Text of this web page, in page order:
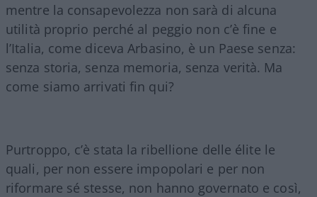
mentre la consapevolezza non sarà di alcuna
utilità proprio perché al peggio non c’è fine e
l’Italia, come diceva Arbasino, è un Paese senza:
senza storia, senza memoria, senza verità. Ma
come siamo arrivati fin qui?
Purtroppo, c’è stata la ribellione delle élite le
quali, per non essere impopolari e per non
riformare sé stesse, non hanno governato e così,